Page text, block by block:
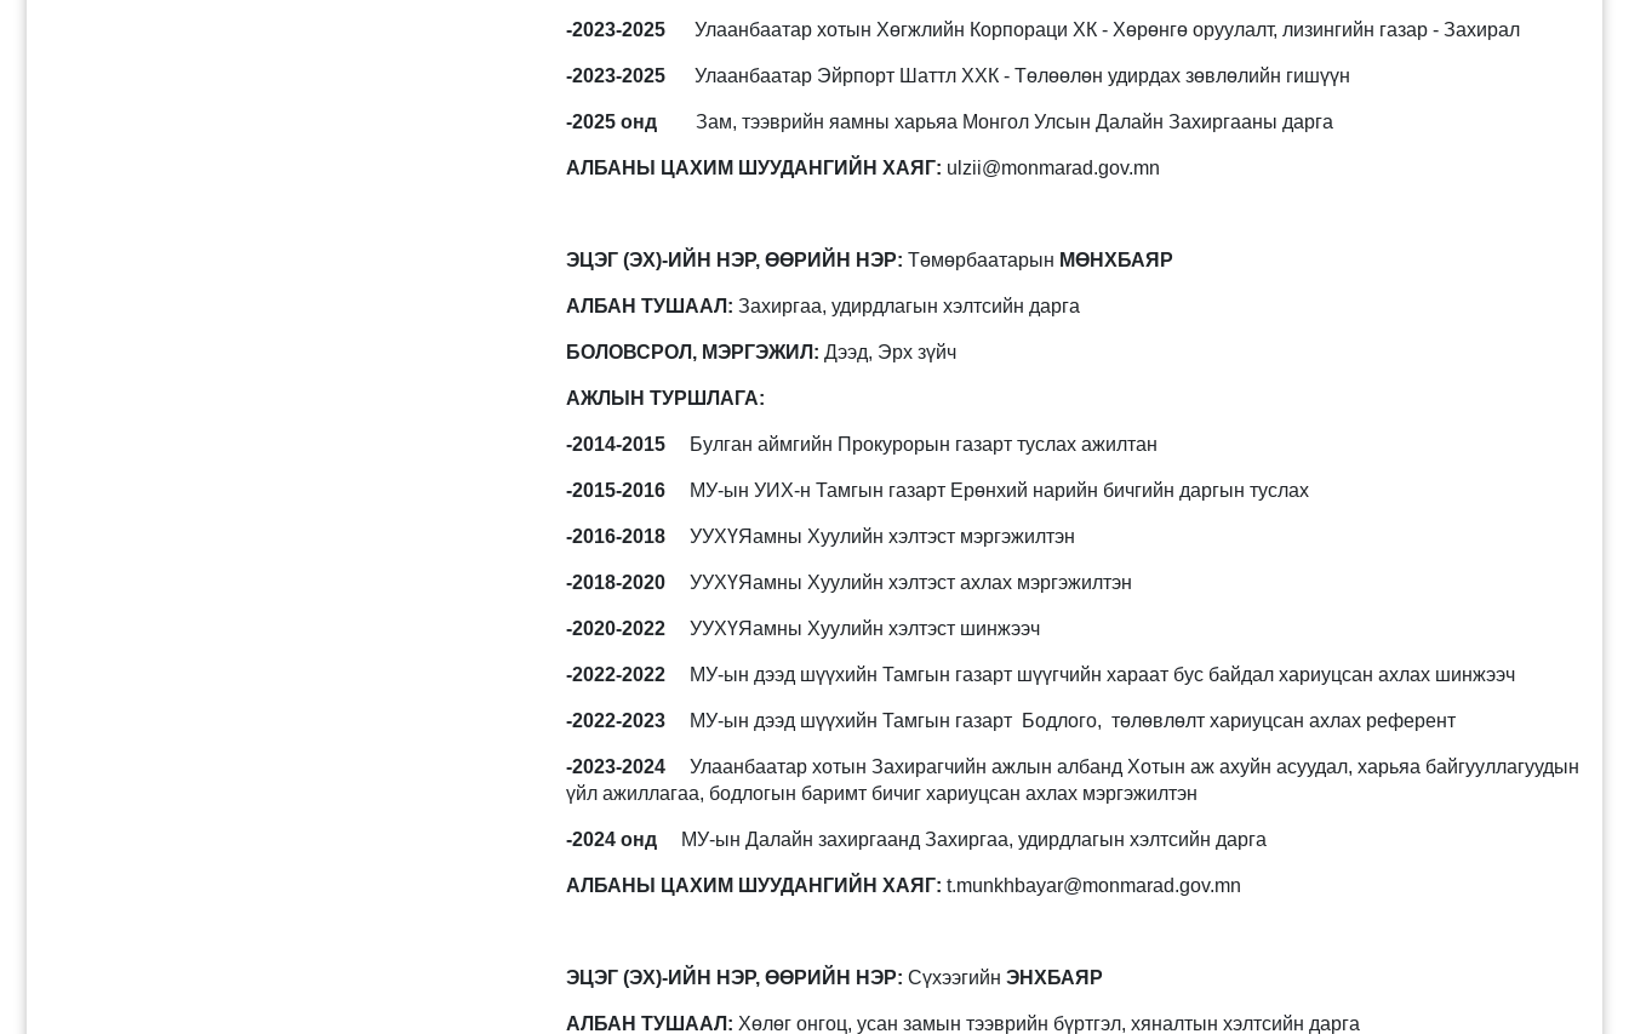
-2023-2025 Улаанбаатар хотын Хөгжлийн Корпораци ХК - Хөрөнгө оруулалт, лизингийн газар - Захирал
-2023-2025 Улаанбаатар Эйрпорт Шаттл ХХК - Төлөөлөн удирдах зөвлөлийн гишүүн
-2025 онд Зам, тээврийн яамны харьяа Монгол Улсын Далайн Захиргааны дарга
АЛБАНЫ ЦАХИМ ШУУДАНГИЙН ХАЯГ: ulzii@monmarad.gov.mn
ЭЦЭГ (ЭХ)-ИЙН НЭР, ӨӨРИЙН НЭР:Төмөрбаатарын МӨНХБАЯР
АЛБАН ТУШААЛ: Захиргаа, удирдлагын хэлтсийн дарга
БОЛОВСРОЛ, МЭРГЭЖИЛ: Дээд, Эрх зүйч
АЖЛЫН ТУРШЛАГА:
-2014-2015 Булган аймгийн Прокурорын газарт туслах ажилтан
-2015-2016 МУ-ын УИХ-н Тамгын газарт Ерөнхий нарийн бичгийн даргын туслах
-2016-2018 УУХҮЯамны Хуулийн хэлтэст мэргэжилтэн
-2018-2020 УУХҮЯамны Хуулийн хэлтэст ахлах мэргэжилтэн
-2020-2022 УУХҮЯамны Хуулийн хэлтэст шинжээч
-2022-2022 МУ-ын дээд шүүхийн Тамгын газарт шүүгчийн хараат бус байдал хариуцсан ахлах шинжээч
-2022-2023 МУ-ын дээд шүүхийн Тамгын газарт Бодлого, төлөвлөлт хариуцсан ахлах референт
-2023-2024 Улаанбаатар хотын Захирагчийн ажлын албанд Хотын аж ахуйн асуудал, харьяа байгууллагуудын
үйл ажиллагаа, бодлогын баримт бичиг хариуцсан ахлах мэргэжилтэн
-2024 онд МУ-ын Далайн захиргаанд Захиргаа, удирдлагын хэлтсийн дарга
АЛБАНЫ ЦАХИМ ШУУДАНГИЙН ХАЯГ: t.munkhbayar@monmarad.gov.mn
ЭЦЭГ (ЭХ)-ИЙН НЭР, ӨӨРИЙН НЭР: СүхээгийнЭНХБАЯР
АЛБАН ТУШААЛ: Хөлөг онгоц, усан замын тээврийн бүртгэл, хяналтын хэлтсийн дарга